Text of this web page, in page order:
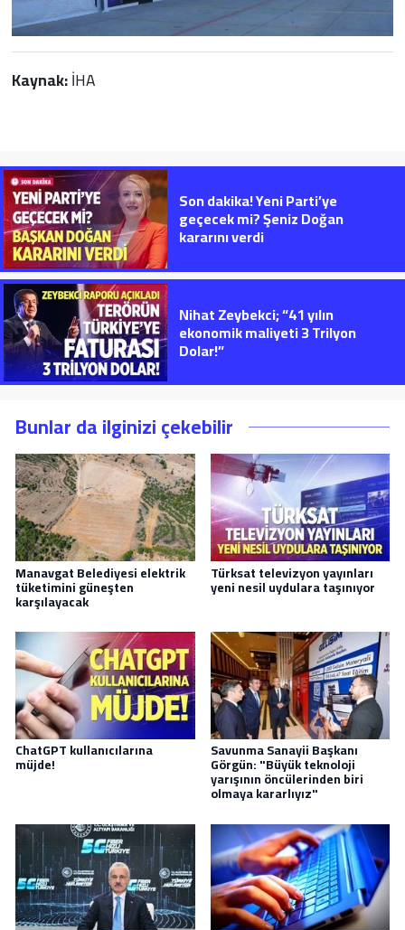
Kaynak:İHA
Son dakika! Yeni Parti’ye
geçecek mi? Şeniz Doğan
kararını verdi
Nihat Zeybekci; “41 yılın
ekonomik maliyeti 3 Trilyon
Dolar!”
Bunlar da ilginizi çekebilir
Manavgat Belediyesi elektrik
tüketimini güneşten
karşılayacak
Türksat televizyon yayınları
yeni nesil uydulara taşınıyor
ChatGPT kullanıcılarına
müjde!
Savunma Sanayii Başkanı
Görgün: "Büyük teknoloji
yarışının öncülerinden biri
olmaya kararlıyız"